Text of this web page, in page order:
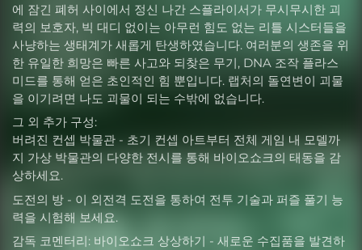
에 잠긴 폐허 사이에서 정신 나간 스플라이서가 무시무시한 괴
력의 보호자, 빅 대디 없이는 아무런 힘도 없는 리틀 시스터들을
사냥하는 생태계가 새롭게 탄생하였습니다. 여러분의 생존을 위
한 유일한 희망은 빠른 사고와 되찾은 무기, DNA 조작 플라스
미드를 통해 얻은 초인적인 힘 뿐입니다. 랩처의 돌연변이 괴물
을 이기려면 나도 괴물이 되는 수밖에 없습니다.
그 외 추가 구성:
버려진 컨셉 박물관 - 초기 컨셉 아트부터 전체 게임 내 모델까
지 가상 박물관의 다양한 전시를 통해 바이오쇼크의 태동을 감
상하세요.
도전의 방 - 이 외전격 도전을 통하여 전투 기술과 퍼즐 풀기 능
력을 시험해 보세요.
감독 코멘터리: 바이오쇼크 상상하기 - 새로운 수집품을 발견하